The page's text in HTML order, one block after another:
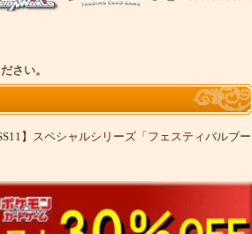
さい。
】スペシャルシリーズ「フェスティバルブー